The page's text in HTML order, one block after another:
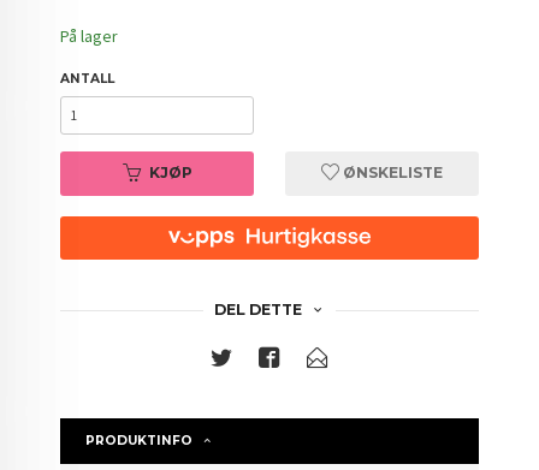
På lager
ANTALL
KJØP ØNSKELISTE
DEL DETTE
PRODUKTINFO